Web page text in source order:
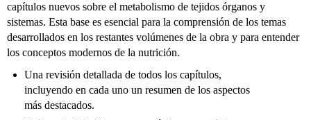
capítulos nuevos sobre el metabolismo de tejidos órganos y
sistemas. Esta base es esencial para la comprensión de los temas
desarrollados en los restantes volúmenes de la obra y para entender
los conceptos modernos de la nutrición.
Una revisión detallada de todos los capítulos,
incluyendo en cada uno un resumen de los aspectos
más destacados.